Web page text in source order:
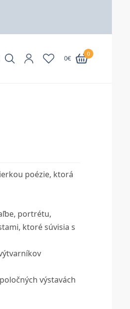
0€
0
poézie, ktorá
portrétu,
ktoré súvisia s
výstavách